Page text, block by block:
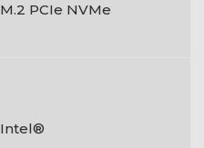
M.2 PCIe NVMe
Intel®